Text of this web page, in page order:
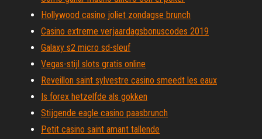
Hollywood casino joliet zondagse brunch
Casino extreme verjaardagsbonuscodes 2019
Galaxy s2 micro sd-sleuf
Vegas-stijl slots gratis online
Reveillon saint sylvestre casino smeedt les eaux
Is forex hetzelfde als gokken
Stijgende eagle casino paasbrunch
Petit casino saint amant tallende